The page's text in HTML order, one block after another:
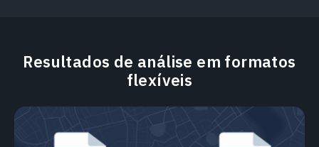
Resultados de análise em formatos
flexíveis